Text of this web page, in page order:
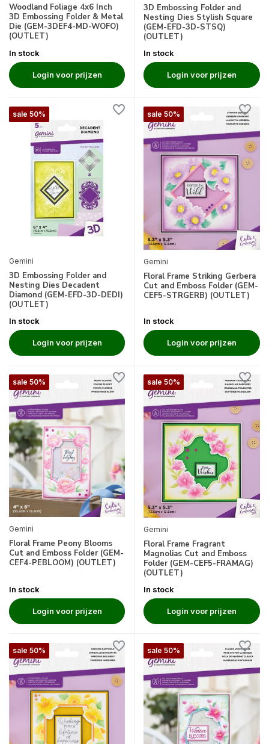
Woodland Foliage 4x6 Inch
3D Embossing Folder & Metal
Die (GEM-3DEF4-MD-WOFO)
(OUTLET)
In stock
Login voor prijzen
3D Embossing Folder and
Nesting Dies Stylish Square
(GEM-EFD-3D-STSQ)
(OUTLET)
In stock
Login voor prijzen
sale 50%
Gemini
3D Embossing Folder and
Nesting Dies Decadent
Diamond (GEM-EFD-3D-DEDI)
(OUTLET)
In stock
Login voor prijzen
sale 50%
Gemini
Floral Frame Striking Gerbera
Cut and Emboss Folder (GEM-
CEF5-STRGERB) (OUTLET)
In stock
Login voor prijzen
sale 50%
Gemini
Floral Frame Peony Blooms
Cut and Emboss Folder (GEM-
CEF4-PEBLOOM) (OUTLET)
In stock
Login voor prijzen
sale 50%
Gemini
Floral Frame Fragrant
Magnolias Cut and Emboss
Folder (GEM-CEF5-FRAMAG)
(OUTLET)
In stock
Login voor prijzen
sale 50% sale 50%